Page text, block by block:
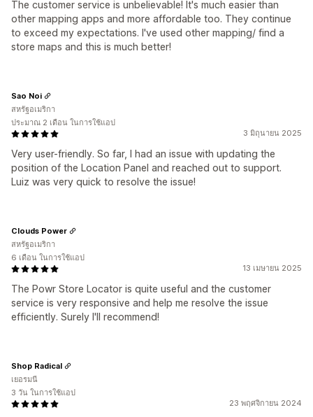
The customer service is unbelievable! It's much easier than
other mapping apps and more affordable too. They continue
to exceed my expectations. I've used other mapping/ find a
store maps and this is much better!
3 มิถุนายน 2025
Very user-friendly. So far, I had an issue with updating the
position of the Location Panel and reached out to support.
Luiz was very quick to resolve the issue!
Sao Noi
สหรัฐอเมริกา
ประมาณ 2 เดือน ในการใช้แอป
13 เมษายน 2025
The Powr Store Locator is quite useful and the customer
service is very responsive and help me resolve the issue
efficiently. Surely I'll recommend!
Clouds Power
สหรัฐอเมริกา
6 เดือน ในการใช้แอป
23 พฤศจิกายน 2024
Shop Radical
เยอรมนี
3 วัน ในการใช้แอป